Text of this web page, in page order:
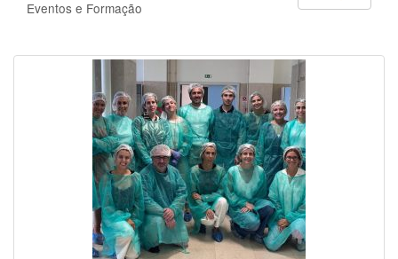
Eventos e Formação